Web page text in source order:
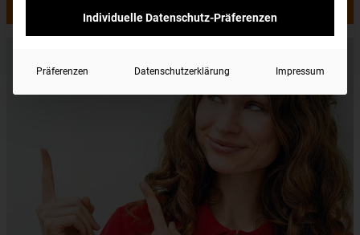
Individuelle Datenschutz-Präferenzen
Präferenzen Datenschutzerklärung Impressum